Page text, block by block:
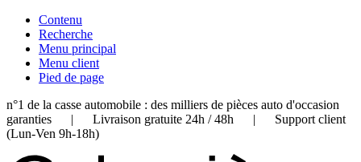
Contenu
Recherche
Menu principal
Menu client
Pied de page
n°1 de la casse automobile : des milliers de pièces auto d'occasion
garanties | Livraison gratuite 24h / 48h | Support client
(Lun-Ven 9h-18h)